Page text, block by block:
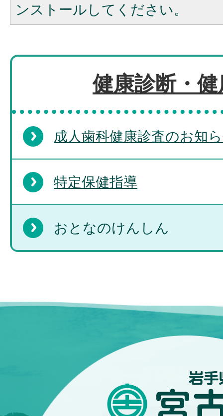
ンストールしてください。
健康診断・
成人歯科健康診査のお知
特定保健指導
おとなのけんしん